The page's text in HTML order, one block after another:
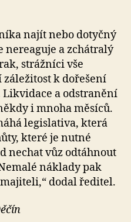
najít nebo dotyčný
nereaguje a zchátralý
strážníci vše
k dořešení
a odstranění
i mnoha měsíců.
legislativa, která
které je nutné
nechat vůz odtáhnout
náklady pak
dodal ředitel.